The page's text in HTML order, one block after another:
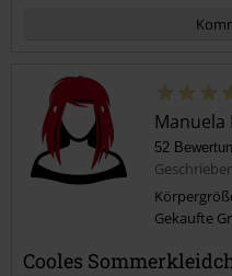
Kommentar jetzt abschicken!
Manuela
52
Gekaufte
Cooles